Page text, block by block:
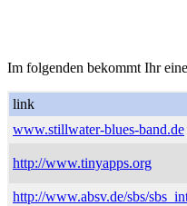
Im folgenden bekommt Ihr
link
www.stillwater-blues-band.de
http://www.tinyapps.org
http://www.absv.de/sbs/